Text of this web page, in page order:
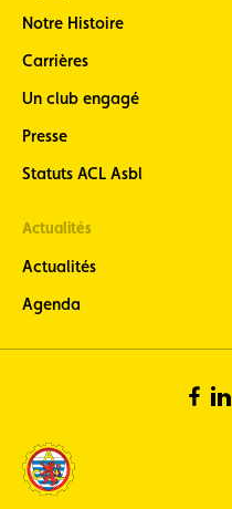
Notre Histoire
Carrières
Un club engagé
Presse
Statuts ACL Asbl
Actualités
Actualités
Agenda